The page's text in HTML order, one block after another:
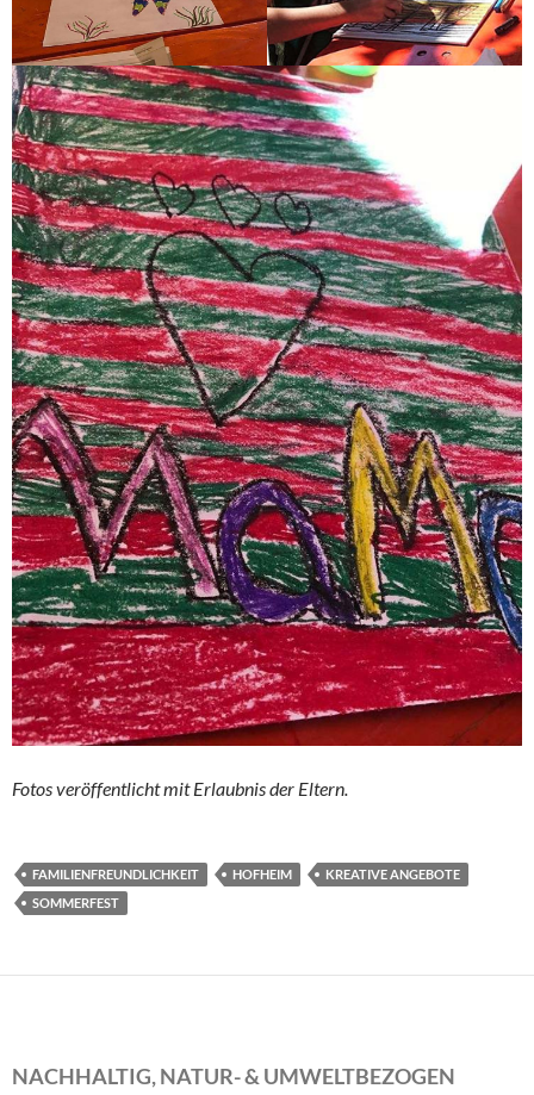
Fotos veröffentlicht mit Erlaubnis der Eltern.
FAMILIENFREUNDLICHKEIT HOFHEIM
KREATIVE ANGEBOTE
SOMMERFEST
NACHHALTIG, NATUR- & UMWELTBEZOGEN